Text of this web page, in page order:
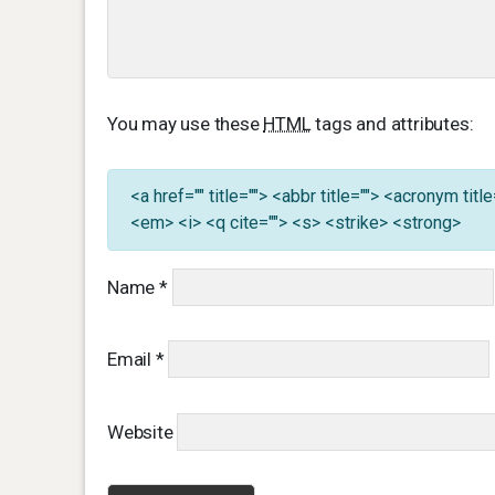
You may use these HTML tags and attributes:
<a href="" title=""> <abbr title=""> <acronym
<em> <i> <q cite=""> <s> <strike> <strong>
Name *
Email *
Website